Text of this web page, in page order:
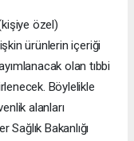
özel)
ürünlerin içeriği
olan tıbbi
Böylelikle
alanları
Bakanlığı